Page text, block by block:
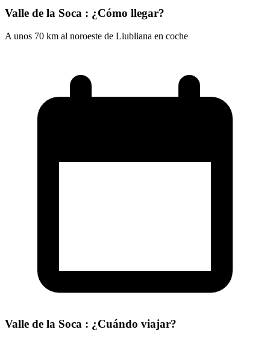
Valle de la Soca : ¿Cómo llegar?
A unos 70 km al noroeste de Liubliana en coche
Valle de la Soca : ¿Cuándo viajar?